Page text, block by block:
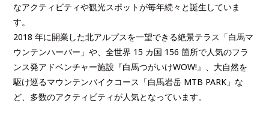
なアクティビティや観光スポットが毎年続々と誕生していま
す。
2018 年に開業した北アルプスを一望できる絶景テラス「白馬マ
ウンテンハーバー」や、全世界 15 カ国 156 箇所で人気のフラ
ンス発アドベンチャー施設『白馬つがいけWOW!』、大自然を
駆け巡るマウンテンバイクコース「白馬岩岳 MTB PARK」な
ど、多数のアクティビティが人気となっています。